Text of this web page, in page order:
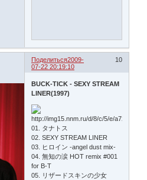
Поделиться 10
2009-
07-22 20:19:10
BUCK-TICK - SEXY STREAM
LINER(1997)
01. タナトス
02. SEXY STREAM LINER
03. ヒロイン -angel dust mix-
04. 無知の涙 HOT remix #001
for B-T
05. リザードスキンの少女